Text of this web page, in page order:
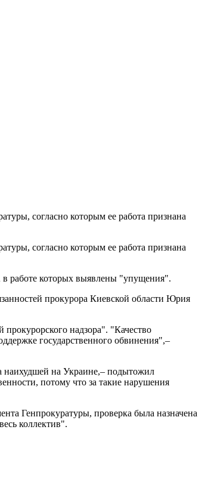
согласно которым ее работа признана
согласно которым ее работа признана
в работе которых выявлены "упущения".
прокурора Киевской области Юрия
надзора". "Качество
государственного обвинения",–
наихудшей на Украине,– подытожил
потому что за такие нарушения
Генпрокуратуры, проверка была назначена
коллектив".